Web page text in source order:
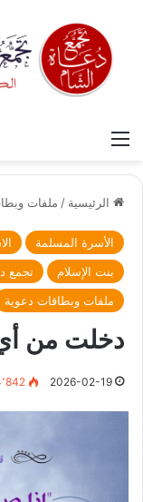
القائمة
الرئيسية / ملفات
الأسرة المسلمة
بنت الإسلام
تجمع
ملفات وبطاقات دعوية
دخلت من
2026-02-19